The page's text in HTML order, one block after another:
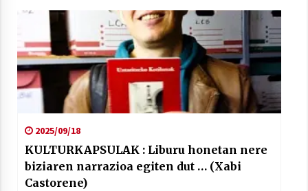
2025/09/18
KULTURKAPSULAK : Liburu honetan nere
biziaren narrazioa egiten dut … (Xabi
Castorene)